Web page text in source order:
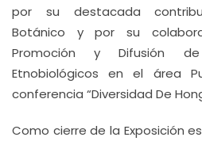
por su destacada
Botánico y por su
Promoción y Difusión
Etnobiológicos en el área
conferencia “Diversidad De
Como cierre de la Exposición